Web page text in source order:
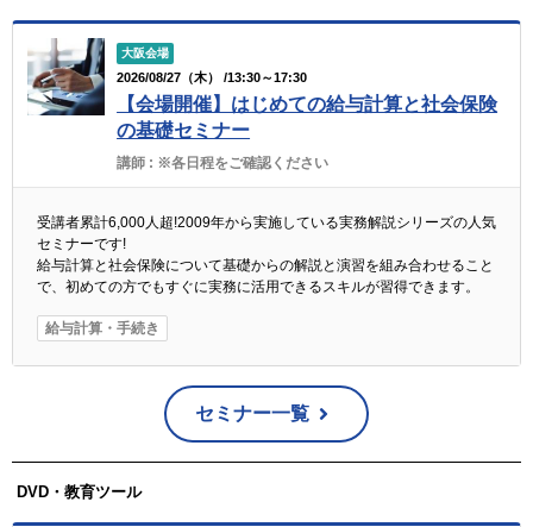
大阪会場
2026/08/27（木） /13:30～17:30
【会場開催】はじめての給与計算と社会保険
の基礎セミナー
講師 : ※各日程をご確認ください
受講者累計6,000人超!2009年から実施している実務解説シリーズの人気
セミナーです!
給与計算と社会保険について基礎からの解説と演習を組み合わせること
で、初めての方でもすぐに実務に活用できるスキルが習得できます。
給与計算・手続き
セミナー一覧
DVD・教育ツール